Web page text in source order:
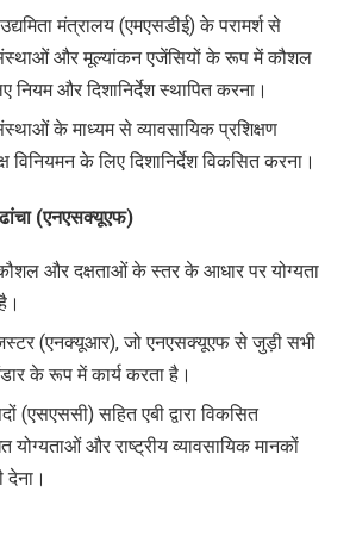
मंत्रालय (एमएसडीई) के परामर्श से
और मूल्यांकन एजेंसियों के रूप में कौशल
नियम और दिशानिर्देश स्थापित करना।
के माध्यम से व्यावसायिक प्रशिक्षण
विनियमन के लिए दिशानिर्देश विकसित करना।
ढांचा (एनएसक्यूएफ)
और दक्षताओं के स्तर के आधार पर योग्यता
(एनक्यूआर),जो एनएसक्यूएफ से जुड़ी सभी
के रूप में कार्य करता है।
(एसएससी) सहित एबी द्वारा विकसित
और राष्ट्रीय व्यावसायिक मानकों